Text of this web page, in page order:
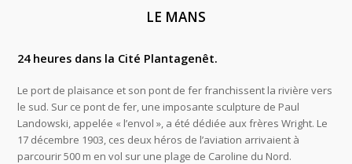
LE MANS
24 heures dans la Cité Plantagenêt.
Le port de plaisance et son pont de fer franchissent la rivière vers
le sud. Sur ce pont de fer, une imposante sculpture de Paul
Landowski, appelée « l’envol », a été dédiée aux frères Wright. Le
17 décembre 1903, ces deux héros de l’aviation arrivaient à
parcourir 500 m en vol sur une plage de Caroline du Nord.